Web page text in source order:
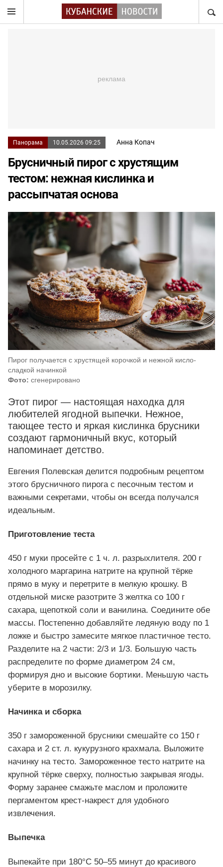
Панорама 10.05.2026 09:25 Анна Копач
Брусничный пирог с хрустящим
тестом: нежная кислинка и
рассыпчатая основа
Пирог получается с хрустящей корочкой и нежной кисло-
сладкой начинкой
Фото: сгенерировано
Этот пирог — настоящая находка для
любителей ягодной выпечки. Нежное,
тающее тесто и яркая кислинка брусники
создают гармоничный вкус, который
напоминает детство.
Евгения Полевская делится подробным рецептом
этого брусничного пирога с песочным тестом и
важными секретами, чтобы он всегда получался
идеальным.
Приготовление теста
450 г муки просейте с 1 ч. л. разрыхлителя. 200 г
холодного маргарина натрите на крупной тёрке
прямо в муку и перетрите в мелкую крошку. В
отдельной миске разотрите 3 желтка со 100 г
сахара, щепоткой соли и ванилина. Соедините обе
массы. Постепенно добавляйте ледяную воду по 1
ложке и быстро замесите мягкое пластичное тесто.
Разделите на 2 части: 2/3 и 1/3. Большую часть
распределите по форме диаметром 24 см,
формируя дно и высокие бортики. Меньшую часть
уберите в морозилку.
Начинка и сборка
350 г замороженной брусники смешайте со 150 г
сахара и 2 ст. л. кукурузного крахмала. Выложите
начинку на тесто. Замороженное тесто натрите на
крупной тёрке сверху, полностью закрывая ягоды.
Форму заранее смажьте маслом и проложите
пергаментом крест-накрест для удобного
извлечения.
Выпечка
Выпекайте при 180°C 50–55 минут до красивого